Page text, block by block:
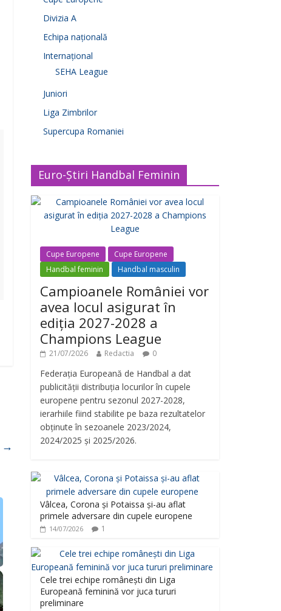
→
Divizia A
Echipa națională
Internațional
SEHA League
Juniori
Liga Zimbrilor
Supercupa Romaniei
Euro-Știri Handbal Feminin
Cupe Europene
Cupe Europene
Handbal feminin
Handbal masculin
Campioanele României vor
avea locul asigurat în
ediția 2027-2028 a
Champions League
21/07/2026 Redactia 0
Federația Europeană de Handbal a dat
publicității distribuția locurilor în cupele
europene pentru sezonul 2027-2028,
ierarhiile fiind stabilite pe baza rezultatelor
obținute în sezoanele 2023/2024,
2024/2025 și 2025/2026.
Vâlcea, Corona și Potaissa și-au aflat
primele adversare din cupele europene
14/07/2026 1
Cele trei echipe românești din Liga
Europeană feminină vor juca tururi
preliminare